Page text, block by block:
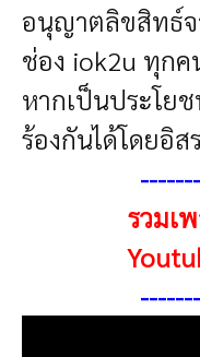
อนุญาตลิขสิทธ์จ
ช่อง iok2u ทุกค
หากเป็นประโย
ร้องกันได้โดยอิส
รวมเ